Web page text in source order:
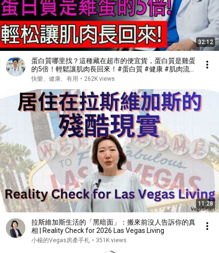
32:12
蛋白質哪里找？這種藏在超市的便宜貨，蛋白質是雞蛋
的5倍！輕鬆讓肌肉長回來！#蛋白質 #健康 #肌肉流
失 #肌少症
快樂、健康、有用 • 262K views
11:28
拉斯維加斯生活的「黑暗面」：搬來前沒人告訴你的真
相 | Reality Check for 2026 Las Vegas Living
小楊的Vegas房產手札 • 351K views